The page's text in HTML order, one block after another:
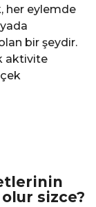
her eylemde
bir şeydir.
aktivite
sizce?